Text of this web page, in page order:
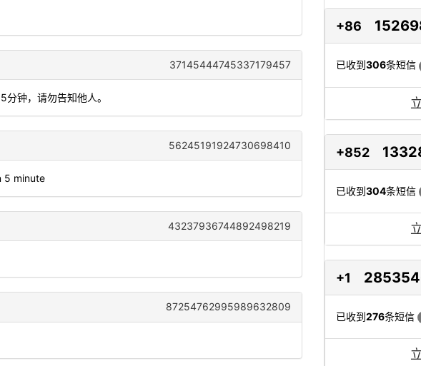
37145444745337179457
钟，请勿告知他人。
56245191924730698410
5 minute
43237936744892498219
87254762995989632809
+86
已收到306条短信
+852
已收到304条短信
+1
已收到276条短信